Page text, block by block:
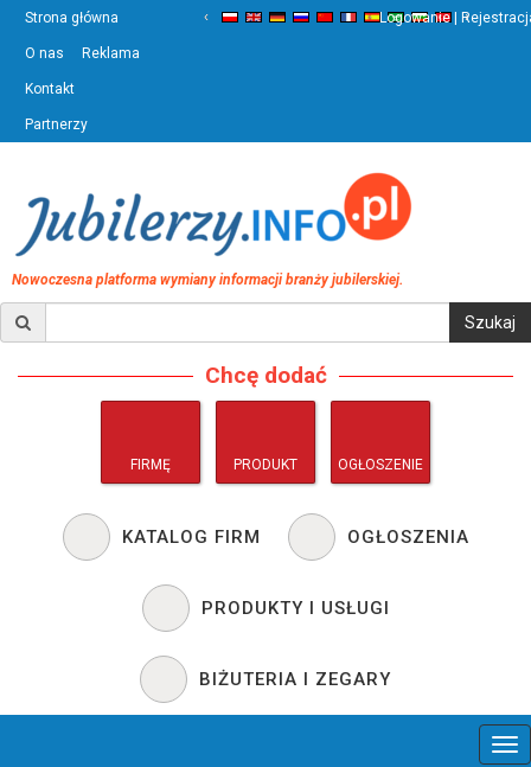
Strona główna
O nas Reklama
Kontakt
Partnerzy
‹ ›
Logowanie |
Nowoczesna platforma wymiany informacji branży jubilerskiej.
Chcę dodać
FIRMĘ PRODUKT OGŁOSZENIE
KATALOG FIRM OGŁOSZENIA
PRODUKTY I USŁUGI
BIŻUTERIA I ZEGARY